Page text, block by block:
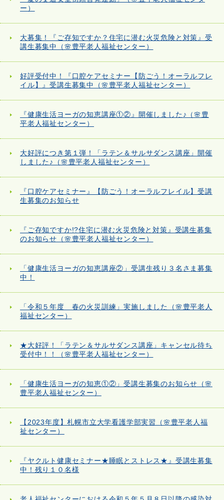
ー）
大募集！『ご存知ですか？住宅に潜む火災危険と対策』受
講生募集中（🌸豊平老人福祉センター）
好評受付中！『口腔ケアセミナー【防ごう！オーラルフレ
イル】』受講生募集中（🌸豊平老人福祉センター）
『健康生活ヨーガの知恵講座①②』開催しました♪（🌸豊
平老人福祉センター）
大好評につき第１弾！「ラテン＆サルサダンス講座」開催
しました♪（🌸豊平老人福祉センター）
『口腔ケアセミナー』【防ごう！オーラルフレイル】受講
生募集のお知らせ
『ご存知ですか!?住宅に潜む火災危険と対策』受講生募集
のお知らせ（🌸豊平老人福祉センター）
「健康生活ヨーガの知恵講座②」受講生残り３名さま募集
中！
「令和５年度 春の火災訓練」実施しました（🌸豊平老人
福祉センター）
★大好評！「ラテン＆サルサダンス講座」キャンセル待ち
受付中！！（🌸豊平老人福祉センター）
「健康生活ヨーガの知恵①②」受講生募集のお知らせ（🌸
豊平老人福祉センター）
【2023年度】札幌市立大学看護学部実習（🌸豊平老人福
祉センター）
『ヤクルト健康セミナー★睡眠とストレス★』受講生募集
中！残り１０名様